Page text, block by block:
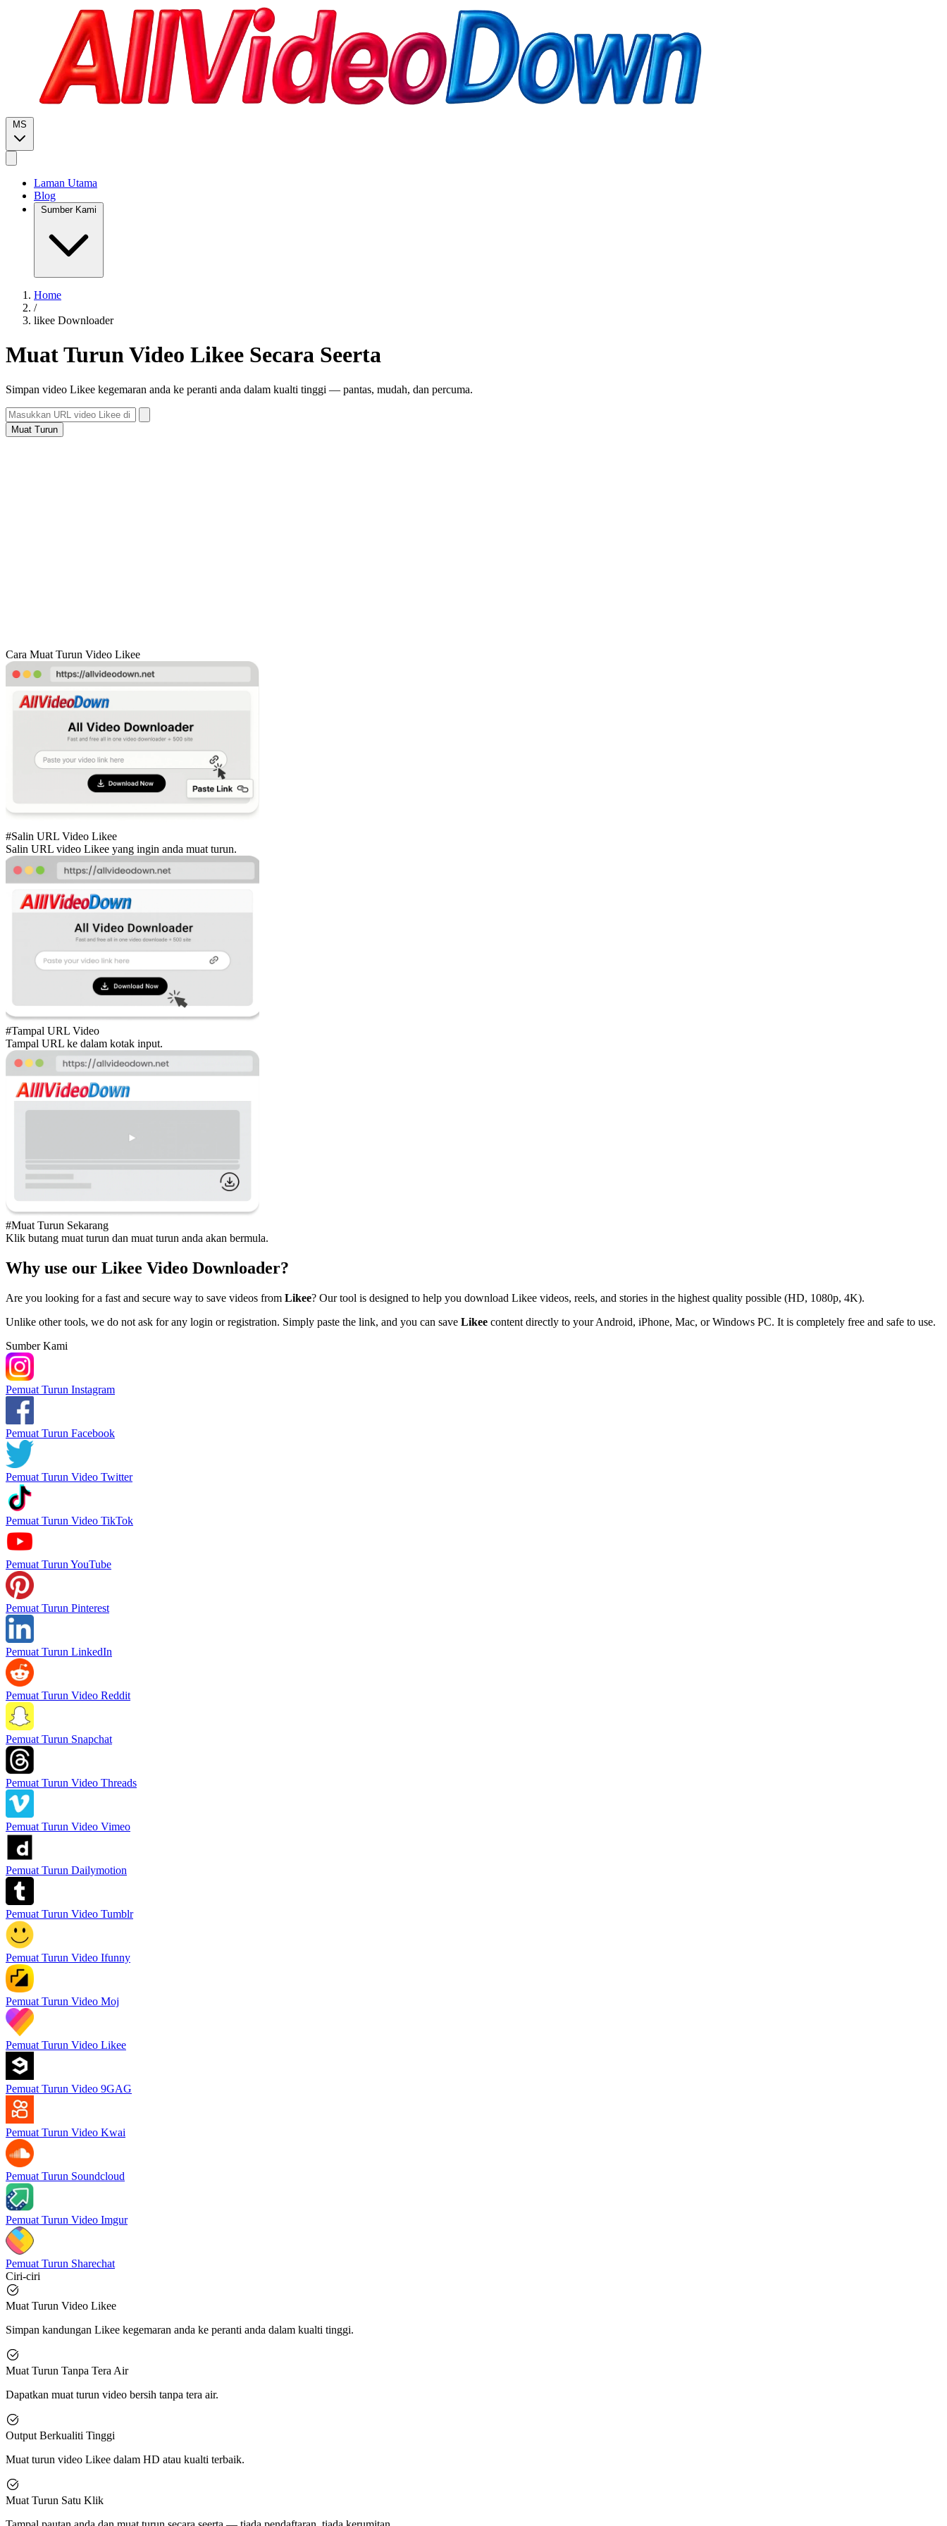
MS
Laman Utama
Blog
Sumber Kami
Home
/
likee Downloader
Muat Turun Video Likee Secara Seerta
Simpan video Likee kegemaran anda ke peranti anda dalam kualti tinggi — pantas, mudah, dan percuma.
Muat Turun
Cara Muat Turun Video Likee
#Salin URL Video Likee
Salin URL video Likee yang ingin anda muat turun.
#Tampal URL Video
Tampal URL ke dalam kotak input.
#Muat Turun Sekarang
Klik butang muat turun dan muat turun anda akan bermula.
Why use our Likee Video Downloader?
Are you looking for a fast and secure way to save videos from Likee? Our tool is designed to help you download Likee videos, reels, and stories in the highest quality possible (HD, 1080p, 4K).
Unlike other tools, we do not ask for any login or registration. Simply paste the link, and you can save Likee content directly to your Android, iPhone, Mac, or Windows PC. It is completely free and safe to use.
Sumber Kami
Pemuat Turun Instagram
Pemuat Turun Facebook
Pemuat Turun Video Twitter
Pemuat Turun Video TikTok
Pemuat Turun YouTube
Pemuat Turun Pinterest
Pemuat Turun LinkedIn
Pemuat Turun Video Reddit
Pemuat Turun Snapchat
Pemuat Turun Video Threads
Pemuat Turun Video Vimeo
Pemuat Turun Dailymotion
Pemuat Turun Video Tumblr
Pemuat Turun Video Ifunny
Pemuat Turun Video Moj
Pemuat Turun Video Likee
Pemuat Turun Video 9GAG
Pemuat Turun Video Kwai
Pemuat Turun Soundcloud
Pemuat Turun Video Imgur
Pemuat Turun Sharechat
Ciri-ciri
Muat Turun Video Likee
Simpan kandungan Likee kegemaran anda ke peranti anda dalam kualti tinggi.
Muat Turun Tanpa Tera Air
Dapatkan muat turun video bersih tanpa tera air.
Output Berkualiti Tinggi
Muat turun video Likee dalam HD atau kualti terbaik.
Muat Turun Satu Klik